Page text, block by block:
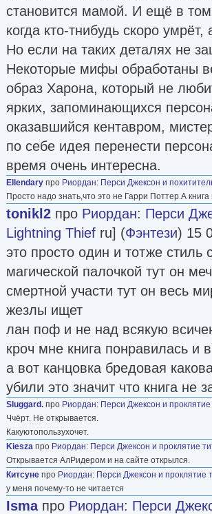
становится мамой. И ещё в
когда кто-тнибудь скоро
Но если на таких деталях не
Некоторые мифы обработаны
образ Харона, который не
ярких, запоминающихся
оказавшийся кентавром,
по себе идея перенести
время очень интересна.
Ellendary про Риордан: Перси Джексон и
Просто надо знать,что это не Гарри Поттер.А
tonikl2 про Риордан: Перси
Lightning Thief ru] (Фэнтези) 15
это просто один и тотже
магической палочкой тут он
смертной участи тут он весь
жезлы ищет
лан поф и не над всякую
кроч мне книга понравилась и
а вот канцовка бредовая
убили это значит что книга не
Sluggard. про Риордан: Перси Джексон и
Ччёрт. Не открывается.
Какуютопользухочет.
Kiesza про Риордан: Перси Джексон и проклятие
Открывается АлРидером и на сайте открылся.
Китсуне про Риордан: Перси Джексон и проклятие
у меня почему-то не читается
Ismaпро Риордан: Перси